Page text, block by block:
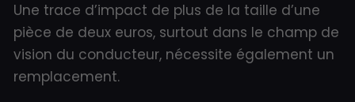
Une trace d’impact de plus de la taille d’une
pièce de deux euros, surtout dans le champ de
vision du conducteur, nécessite également un
remplacement.